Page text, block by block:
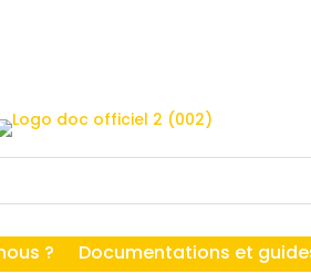
? Documentations et